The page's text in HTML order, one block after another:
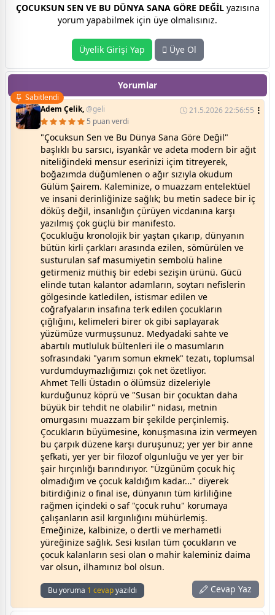
ÇOCUKSUN SEN VE BU DÜNYA SANA GÖRE DEĞİLyazısına
yorum yapabilmek için üye olmalısınız.
Üyelik Girişi Yap Üye Ol
Yorumlar
Sabitlendi
Adem Çelik,@geli
21.5.2026 22:56:55
5 puan verdi
"Çocuksun Sen ve Bu Dünya Sana Göre Değil"
başlıklı bu sarsıcı, isyankâr ve adeta modern bir ağıt
niteliğindeki mensur eserinizi içim titreyerek,
boğazımda düğümlenen o ağır sızıyla okudum
Gülüm Şairem. Kaleminize, o muazzam entelektüel
ve insani derinliğinize sağlık; bu metin sadece bir iç
döküş değil, insanlığın çürüyen vicdanına karşı
yazılmış çok güçlü bir manifesto.
Çocukluğu kronolojik bir yaştan çıkarıp, dünyanın
bütün kirli çarkları arasında ezilen, sömürülen ve
susturulan saf masumiyetin sembolü haline
getirmeniz müthiş bir edebi sezişin ürünü. Gücü
elinde tutan kalantor adamların, soytarı nefislerin
gölgesinde katledilen, istismar edilen ve
coğrafyaların insafına terk edilen çocukların
çığlığını, kelimeleri birer ok gibi saplayarak
yüzümüze vurmuşsunuz. Medyadaki sahte ve
abartılı mutluluk bültenleri ile o masumların
sofrasındaki "yarım somun ekmek" tezatı, toplumsal
vurdumduymazlığımızı çok net özetliyor.
Ahmet Telli Üstadın o ölümsüz dizeleriyle
kurduğunuz köprü ve "Susan bir çocuktan daha
büyük bir tehdit ne olabilir" nidası, metnin
omurgasını muazzam bir şekilde perçinlemiş.
Çocukların büyümesine, konuşmasına izin vermeyen
bu çarpık düzene karşı duruşunuz; yer yer bir anne
şefkati, yer yer bir filozof olgunluğu ve yer yer bir
şair hırçınlığı barındırıyor. "Üzgünüm çocuk hiç
olmadığım ve çocuk kaldığım kadar..." diyerek
bitirdiğiniz o final ise, dünyanın tüm kirliliğine
rağmen içindeki o saf "çocuk ruhu" korumaya
çalışanların asil kırgınlığını mühürlemiş.
Emeğinize, kalbinize, o dertli ve merhametli
yüreğinize sağlık. Sesi kısılan tüm çocukların ve
çocuk kalanların sesi olan o mahir kaleminiz daima
var olsun, ilhamınız bol olsun.
Bu yoruma 1 cevapyazıldı Cevap Yaz